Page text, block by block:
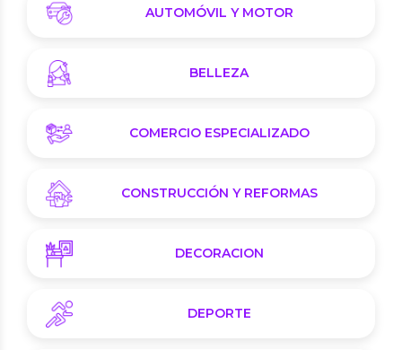
AUTOMÓVIL Y MOTOR
BELLEZA
COMERCIO ESPECIALIZADO
CONSTRUCCIÓN Y REFORMAS
DECORACION
DEPORTE